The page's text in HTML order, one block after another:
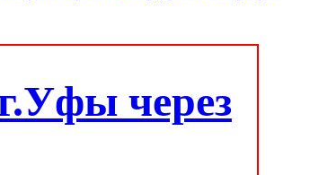
через